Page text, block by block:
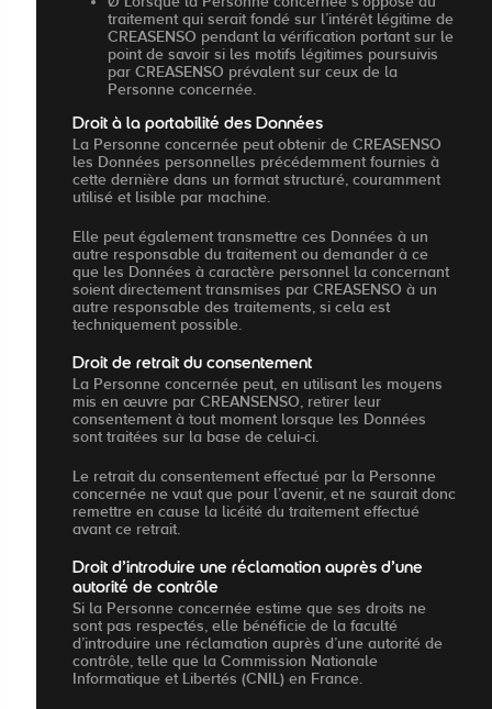
traitement qui serait fondé sur l’intérêt légitime de
CREASENSO pendant la vérification portant sur le
point de savoir si les motifs légitimes poursuivis
par CREASENSO prévalent sur ceux de la
Personne concernée.
Droit à la portabilité des Données
La Personne concernée peut obtenir de CREASENSO
les Données personnelles précédemment fournies à
cette dernière dans un format structuré, couramment
utilisé et lisible par machine.
Elle peut également transmettre ces Données à un
autre responsable du traitement ou demander à ce
que les Données à caractère personnel la concernant
soient directement transmises par CREASENSO à un
autre responsable des traitements, si cela est
techniquement possible.
Droit de retrait du consentement
La Personne concernée peut, en utilisant les moyens
mis en œuvre par CREANSENSO, retirer leur
consentement à tout moment lorsque les Données
sont traitées sur la base de celui-ci.
Le retrait du consentement effectué par la Personne
concernée ne vaut que pour l’avenir, et ne saurait donc
remettre en cause la licéité du traitement effectué
avant ce retrait.
Droit d’introduire une réclamation auprès d’une
autorité de contrôle
Si la Personne concernée estime que ses droits ne
sont pas respectés, elle bénéficie de la faculté
d’introduire une réclamation auprès d’une autorité de
contrôle, telle que la Commission Nationale
Informatique et Libertés (CNIL) en France.